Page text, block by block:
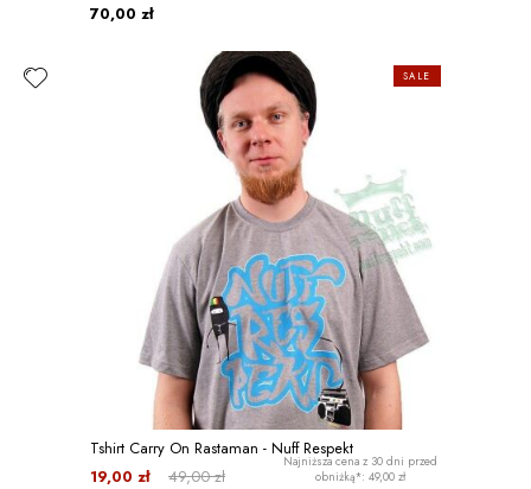
70,00 zł
Tshirt Carry On Rastaman - Nuff Respekt
49,00 zł
19,00 zł
Najniższa cena z 30 dni przed
obniżką*: 49,00 zł
SALE